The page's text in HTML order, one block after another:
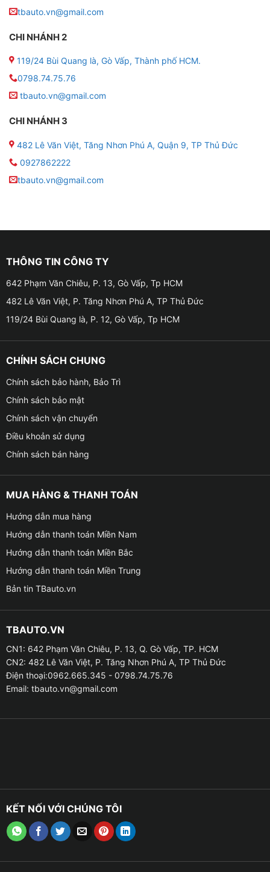
tbauto.vn@gmail.com
CHI NHÁNH 2
119/24 Bùi Quang là, Gò Vấp, Thành phố HCM.
0798.74.75.76
tbauto.vn@gmail.com
CHI NHÁNH 3
482 Lê Văn Việt, Tăng Nhơn Phú A, Quận 9, TP Thủ Đức
0927862222
tbauto.vn@gmail.com
THÔNG TIN CÔNG TY
642 Phạm Văn Chiêu, P. 13, Gò Vấp, Tp HCM
482 Lê Văn Việt, P. Tăng Nhơn Phú A, TP Thủ Đức
119/24 Bùi Quang là, P. 12, Gò Vấp, Tp HCM
CHÍNH SÁCH CHUNG
Chính sách bảo hành, Bảo Trì
Chính sách bảo mật
Chính sách vận chuyển
Điều khoản sử dụng
Chính sách bán hàng
MUA HÀNG & THANH TOÁN
Hướng dẫn mua hàng
Hướng dẫn thanh toán Miền Nam
Hướng dẫn thanh toán Miền Bắc
Hướng dẫn thanh toán Miền Trung
Bản tin TBauto.vn
TBAUTO.VN
CN1: 642 Phạm Văn Chiêu, P. 13, Q. Gò Vấp, TP. HCM
CN2: 482 Lê Văn Việt, P. Tăng Nhơn Phú A, TP Thủ Đức
Điện thoại:0962.665.345 - 0798.74.75.76
Email: tbauto.vn@gmail.com
KẾT NỐI VỚI CHÚNG TÔI